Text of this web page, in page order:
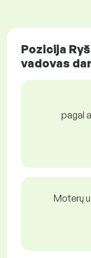
Pozicija
vadovas
pagal
Moterų